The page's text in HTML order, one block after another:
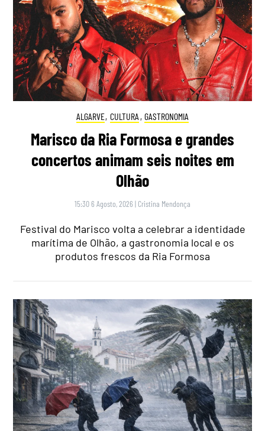
ALGARVE, CULTURA , GASTRONOMIA
Marisco da Ria Formosa e grandes
concertos animam seis noites em
Olhão
15:30 6 Agosto, 2026 | Cristina Mendonça
Festival do Marisco volta a celebrar a identidade
marítima de Olhão, a gastronomia local e os
produtos frescos da Ria Formosa